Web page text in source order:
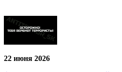
22 июня 2026